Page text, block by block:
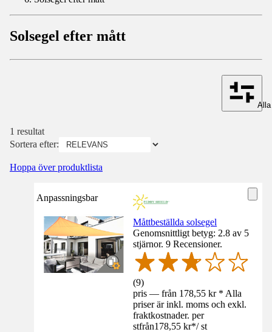
Solsegel efter mått
1 resultat
Sortera efter:
Hoppa över produktlista
Anpassningsbar
Måttbeställda solsegel
Genomsnittligt betyg: 2.8 av 5
stjärnor. 9 Recensioner.
(9)
pris — från 178,55 kr * Alla
priser är inkl. moms och exkl.
fraktkostnader. per
stfrån178,55 kr*/ st